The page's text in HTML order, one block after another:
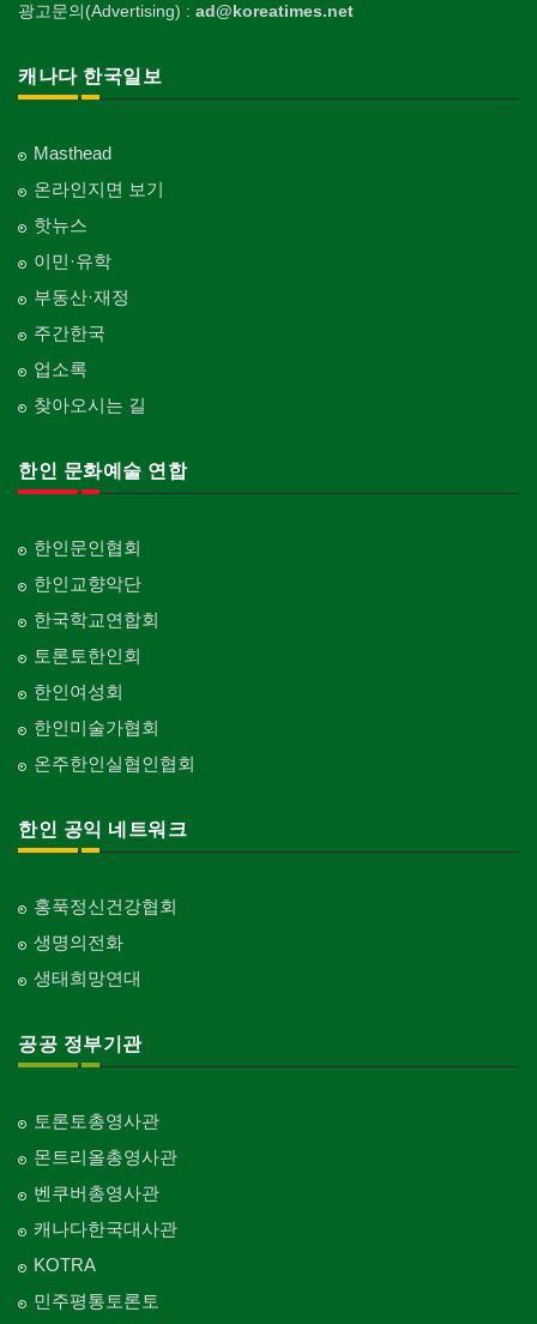
광고문의(Advertising) : ad@koreatimes.net
캐나다 한국일보
Masthead
온라인지면 보기
핫뉴스
이민·유학
부동산·재정
주간한국
업소록
찾아오시는 길
한인 문화예술 연합
한인문인협회
한인교향악단
한국학교연합회
토론토한인회
한인여성회
한인미술가협회
온주한인실협인협회
한인 공익 네트워크
홍푹정신건강협회
생명의전화
생태희망연대
공공 정부기관
토론토총영사관
몬트리올총영사관
벤쿠버총영사관
캐나다한국대사관
KOTRA
민주평통토론토